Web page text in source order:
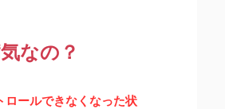
なの？
ロールできなくなった状